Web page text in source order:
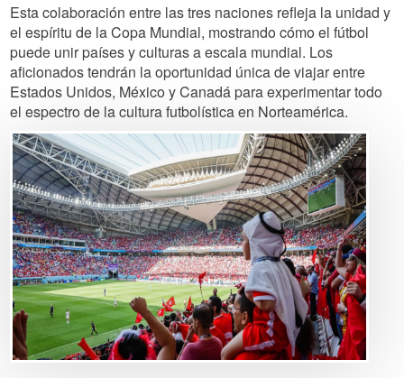
Esta colaboración entre las tres naciones refleja la unidad y
el espíritu de la Copa Mundial, mostrando cómo el fútbol
puede unir países y culturas a escala mundial. Los
aficionados tendrán la oportunidad única de viajar entre
Estados Unidos, México y Canadá para experimentar todo
el espectro de la cultura futbolística en Norteamérica.
Image